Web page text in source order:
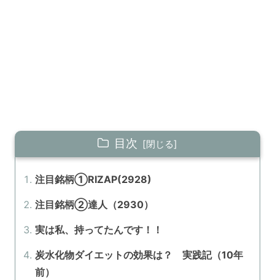
目次
注目銘柄①RIZAP(2928)
注目銘柄②達人（2930）
実は私、持ってたんです！！
炭水化物ダイエットの効果は？ 実践記（10年
前）